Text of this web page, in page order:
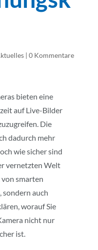
| 0 Kommentare
bieten eine
auf Live-Bilder
Die
dadurch mehr
wie sicher sind
vernetzten Welt
smarten
sondern auch
worauf Sie
nicht nur
ist.